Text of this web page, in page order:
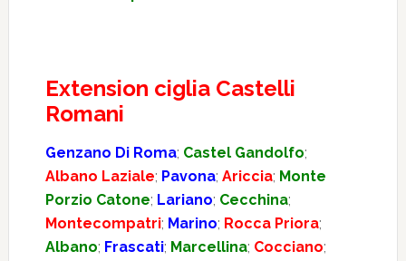
Extension ciglia Castelli
Romani
Genzano Di Roma; Castel Gandolfo;
Albano Laziale; Pavona; Ariccia; Monte
Porzio Catone; Lariano; Cecchina;
Montecompatri; Marino; Rocca Priora;
Albano; Frascati; Marcellina; Cocciano;